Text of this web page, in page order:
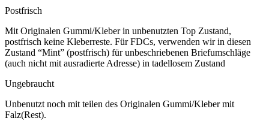
Postfrisch
Mit Originalen Gummi/Kleber in unbenutzten Top Zustand,
postfrisch keine Kleberreste. Für FDCs, verwenden wir in diesen
Zustand “Mint” (postfrisch) für unbeschriebenen Briefumschläge
(auch nicht mit ausradierte Adresse) in tadellosem Zustand
Ungebraucht
Unbenutzt noch mit teilen des Originalen Gummi/Kleber mit
Falz(Rest).